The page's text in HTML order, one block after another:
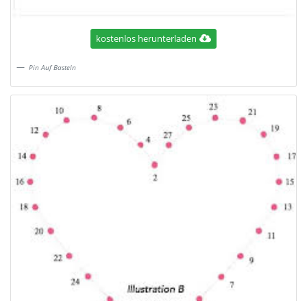
kostenlos herunterladen
Pin Auf Basteln